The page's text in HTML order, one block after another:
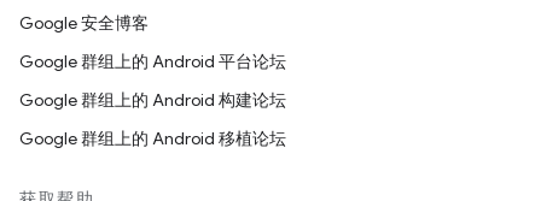
Google 安全博客
Google 群组上的 Android 平台论坛
Google 群组上的 Android 构建论坛
Google 群组上的 Android 移植论坛